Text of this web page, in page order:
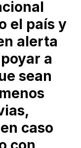
el país y
alerta
a
sean
caso